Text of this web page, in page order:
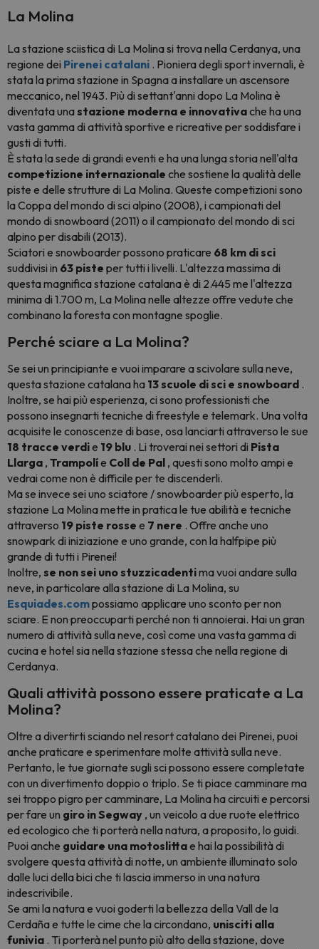
La Molina
La stazione sciistica di La Molina si trova nella Cerdanya, una
regione dei Pirenei catalani . Pioniera degli sport invernali, è
stata la prima stazione in Spagna a installare un ascensore
meccanico, nel 1943. Più di settant'anni dopo La Molina è
diventata unastazione moderna e innovativache ha una
vasta gamma di attività sportive e ricreative per soddisfare i
gusti di tutti.
È stata la sede di grandi eventi e ha una lunga storia nell'alta
competizione internazionale che sostiene la qualità delle
piste e delle strutture di La Molina. Queste competizioni sono
la Coppa del mondo di sci alpino (2008), i campionati del
mondo di snowboard (2011) o il campionato del mondo di sci
alpino per disabili (2013).
Sciatori e snowboarder possono praticare 68 km di sci
suddivisi in 63 piste per tutti i livelli. L'altezza massima di
questa magnifica stazione catalana è di 2.445 me l'altezza
minima di 1.700 m, La Molina nelle altezze offre vedute che
combinano la foresta con montagne spoglie.
Perché sciare a La Molina?
Se sei un principiante e vuoi imparare a scivolare sulla neve,
questa stazione catalana ha 13 scuole di sci e snowboard .
Inoltre, se hai più esperienza, ci sono professionisti che
possono insegnarti tecniche di freestyle e telemark. Una volta
acquisite le conoscenze di base, osa lanciarti attraverso le sue
18 tracce verdie 19 blu . Li troverai nei settori di Pista
Llarga , Trampolíe Coll de Pal , questi sono molto ampi e
vedrai come non è difficile per te discenderli.
Ma se invece sei uno sciatore / snowboarder più esperto, la
stazione La Molina mette in pratica le tue abilità e tecniche
attraverso 19 piste rosse e 7 nere . Offre anche uno
snowpark di iniziazione e uno grande, con la halfpipe più
grande di tutti i Pirenei!
Inoltre, se non sei uno stuzzicadentima vuoi andare sulla
neve, in particolare alla stazione di La Molina, su
Esquiades.compossiamo applicare uno sconto per non
sciare. E non preoccuparti perché non ti annoierai. Hai un gran
numero di attività sulla neve, così come una vasta gamma di
cucina e hotel sia nella stazione stessa che nella regione di
Cerdanya.
Quali attività possono essere praticate a La
Molina?
Oltre a divertirti sciando nel resort catalano dei Pirenei, puoi
anche praticare e sperimentare molte attività sulla neve.
Pertanto, le tue giornate sugli sci possono essere completate
con un divertimento doppio o triplo. Se ti piace camminare ma
sei troppo pigro per camminare, La Molina ha circuiti e percorsi
per fare un giro in Segway , un veicolo a due ruote elettrico
ed ecologico che ti porterà nella natura, a proposito, lo guidi.
Puoi anche guidare una motoslittae hai la possibilità di
svolgere questa attività di notte, un ambiente illuminato solo
dalle luci della bici che ti lascia immerso in una natura
indescrivibile.
Se ami la natura e vuoi goderti la bellezza della Vall de la
Cerdaña e tutte le cime che la circondano, unisciti alla
funivia . Ti porterà nel punto più alto della stazione, dove